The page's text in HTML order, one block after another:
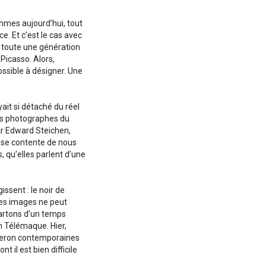
aujourd’hui, tout
Et c’est le cas avec
toute une génération
Alors,
à désigner. Une
si détaché du réel
photographes du
Edward Steichen,
contente de nous
parlent d’une
: le noir de
images ne peut
d’un temps
Télémaque. Hier,
contemporaines
il est bien difficile